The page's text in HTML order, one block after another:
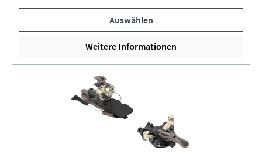
Auswählen
Weitere Informationen